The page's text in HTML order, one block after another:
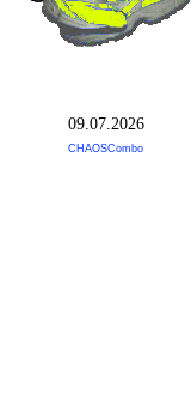
09.07.2026
CHAOSCombo